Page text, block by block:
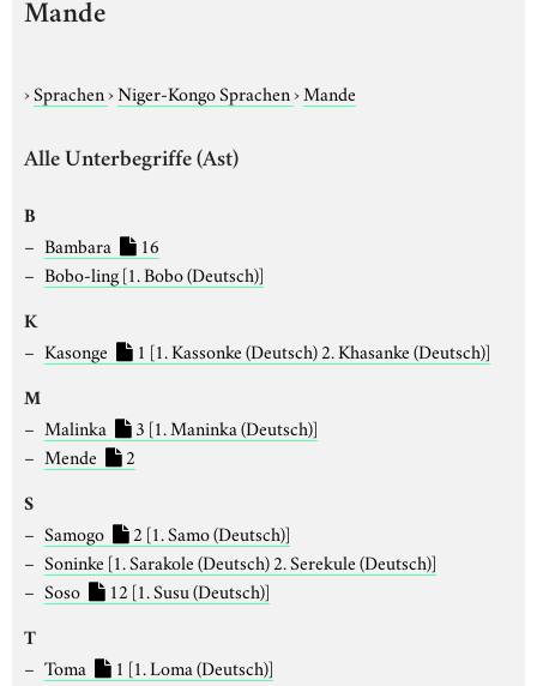
Mande
›Sprachen›Niger-Kongo Sprachen›Mande
Alle Unterbegriffe (Ast)
B
Bambara
16
Bobo-ling[1. Bobo (Deutsch)]
K
Kasonge 1 [1. Kassonke (Deutsch) 2. Khasanke (Deutsch)]
M
Malinka 3 [1. Maninka (Deutsch)]
Mende
2
S
Samogo 2 [1. Samo (Deutsch)]
Soninke [1. Sarakole (Deutsch) 2. Serekule (Deutsch)]
Soso
12 [1. Susu (Deutsch)]
T
Toma 1 [1. Loma (Deutsch)]